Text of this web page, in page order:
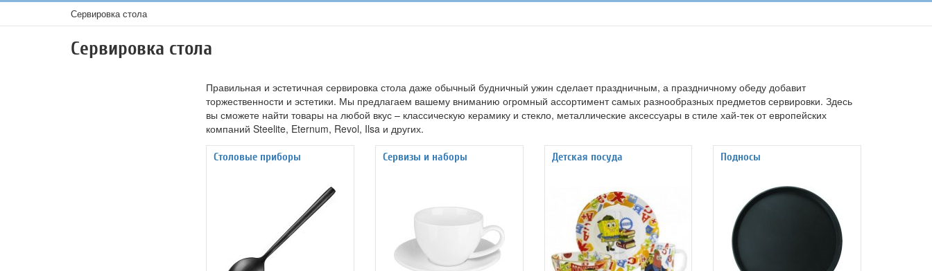
Сервировка стола
Сервировка стола
Правильная и эстетичная сервировка стола даже обычный будничный ужин сделает праздничным, а праздничному обеду добавит
торжественности и эстетики. Мы предлагаем вашему вниманию огромный ассортимент самых разнообразных предметов сервировки. Здесь
вы сможете найти товары на любой вкус – классическую керамику и стекло, металлические аксессуары в стиле хай-тек от европейских
компаний Steelite, Eternum, Revol, Ilsa и других.
Столовые приборы Сервизы и наборы Детская посуда Подносы